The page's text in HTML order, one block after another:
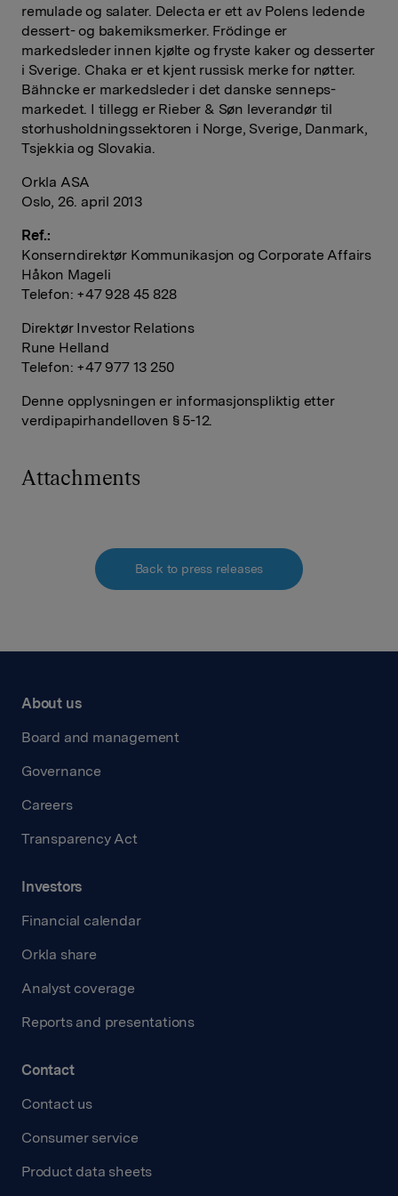
remulade og salater. Delecta er ett av Polens ledende
dessert- og bakemiksmerker. Frödinge er
markedsleder innen kjølte og fryste kaker og desserter
i Sverige. Chaka er et kjent russisk merke for nøtter.
Bähncke er markedsleder i det danske senneps­
markedet. I tillegg er Rieber & Søn leverandør til
storhusholdnings­sektoren i Norge, Sverige, Danmark,
Tsjekkia og Slovakia.
Orkla ASA
Oslo, 26. april 2013
Ref.:
Konserndirektør Kommunikasjon og Corporate Affairs
Håkon Mageli
Telefon: +47 928 45 828
Direktør Investor Relations
Rune Helland
Telefon: +47 977 13 250
Denne opplysningen er informasjonspliktig etter
verdipapirhandelloven § 5-12.
Attachments
Back to press releases
About us
Board and management
Governance
Careers
Transparency Act
Investors
Financial calendar
Orkla share
Analyst coverage
Reports and presentations
Contact
Contact us
Consumer service
Product data sheets